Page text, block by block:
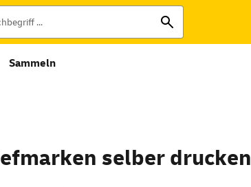
Sammeln
selber drucken